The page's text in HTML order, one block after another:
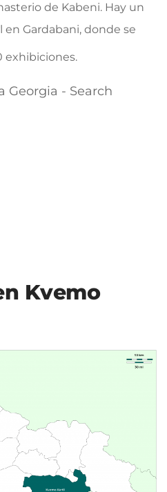
de Kabeni. Hay un
Gardabani, donde se
exhibiciones.
Kvemo